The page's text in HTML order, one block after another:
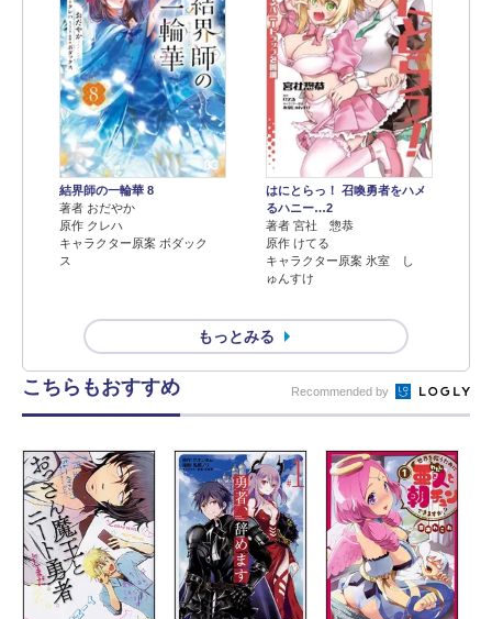
結界師の一輪華 8
著者 おだやか
原作 クレハ
キャラクター原案 ボダック
ス
はにとらっ！ 召喚勇者をハメ
るハニー…2
著者 宮社 惣恭
原作 けてる
キャラクター原案 氷室 し
ゅんすけ
もっとみる
こちらもおすすめ Recommended by